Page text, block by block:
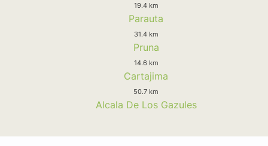
19.4 km
Parauta
31.4 km
Pruna
14.6 km
Cartajima
50.7 km
Alcala De Los Gazules